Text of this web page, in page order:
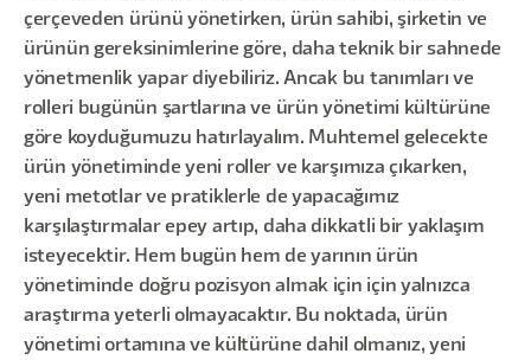
çerçeveden ürünü yönetirken, ürün sahibi, şirketin ve
ürünün gereksinimlerine göre, daha teknik bir sahnede
yönetmenlik yapar diyebiliriz. Ancak bu tanımları ve
rolleri bugünün şartlarına ve ürün yönetimi kültürüne
göre koyduğumuzu hatırlayalım. Muhtemel gelecekte
ürün yönetiminde yeni roller ve karşımıza çıkarken,
yeni metotlar ve pratiklerle de yapacağımız
karşılaştırmalar epey artıp, daha dikkatli bir yaklaşım
isteyecektir. Hem bugün hem de yarının ürün
yönetiminde doğru pozisyon almak için için yalnızca
araştırma yeterli olmayacaktır. Bu noktada, ürün
yönetimi ortamına ve kültürüne dahil olmanız, yeni